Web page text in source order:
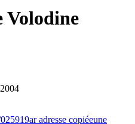
Volodine
adresse copiéeune